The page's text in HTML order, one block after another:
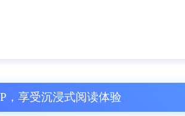
，享受沉浸式阅读体验